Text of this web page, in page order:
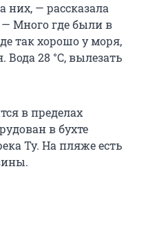
них, — рассказала
— Много где были в
так хорошо у моря,
Вода 28 °C, вылезать
в пределах
в бухте
Ту. На пляже есть